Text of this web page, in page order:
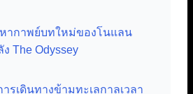
ากาพย์บทใหม่ของโนแลน
ง The Odyssey
ารเดินทางข้ามทะเลกาลเวลา